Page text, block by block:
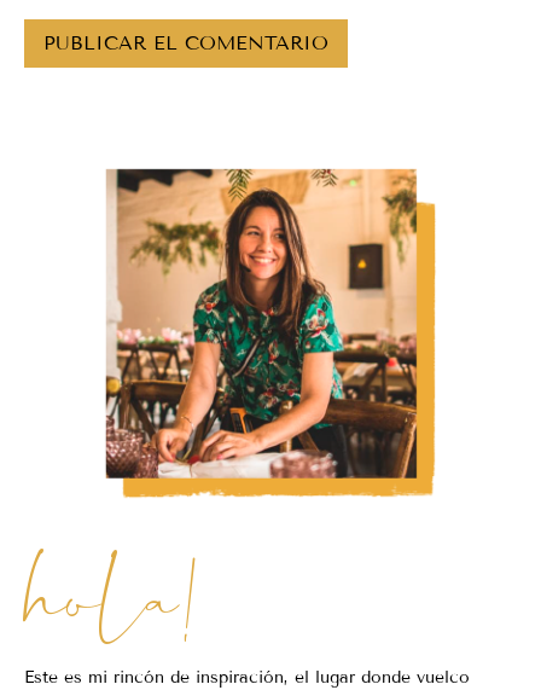
hola!
Este es mi rincón de inspiración, el lugar donde vuelco